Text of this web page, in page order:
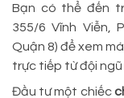
Bạn có thể đến
355/6 Vĩnh Viễn,
Quận 8) để xem
trực tiếp từ đội ngũ
Đầu tư một chiếc